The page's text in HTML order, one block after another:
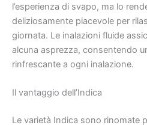
l’esperienza di svapo, ma lo
deliziosamente piacevole per
giornata. Le inalazioni fluide
alcuna asprezza, consentendo
rinfrescante a ogni inalazione.
Il vantaggio dell’Indica
Le varietà Indica sono rinomate